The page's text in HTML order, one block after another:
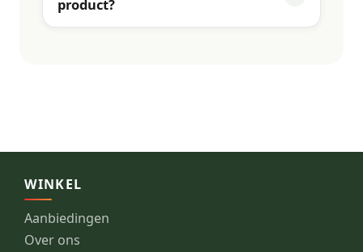
product?
WINKEL
Aanbiedingen
Over ons